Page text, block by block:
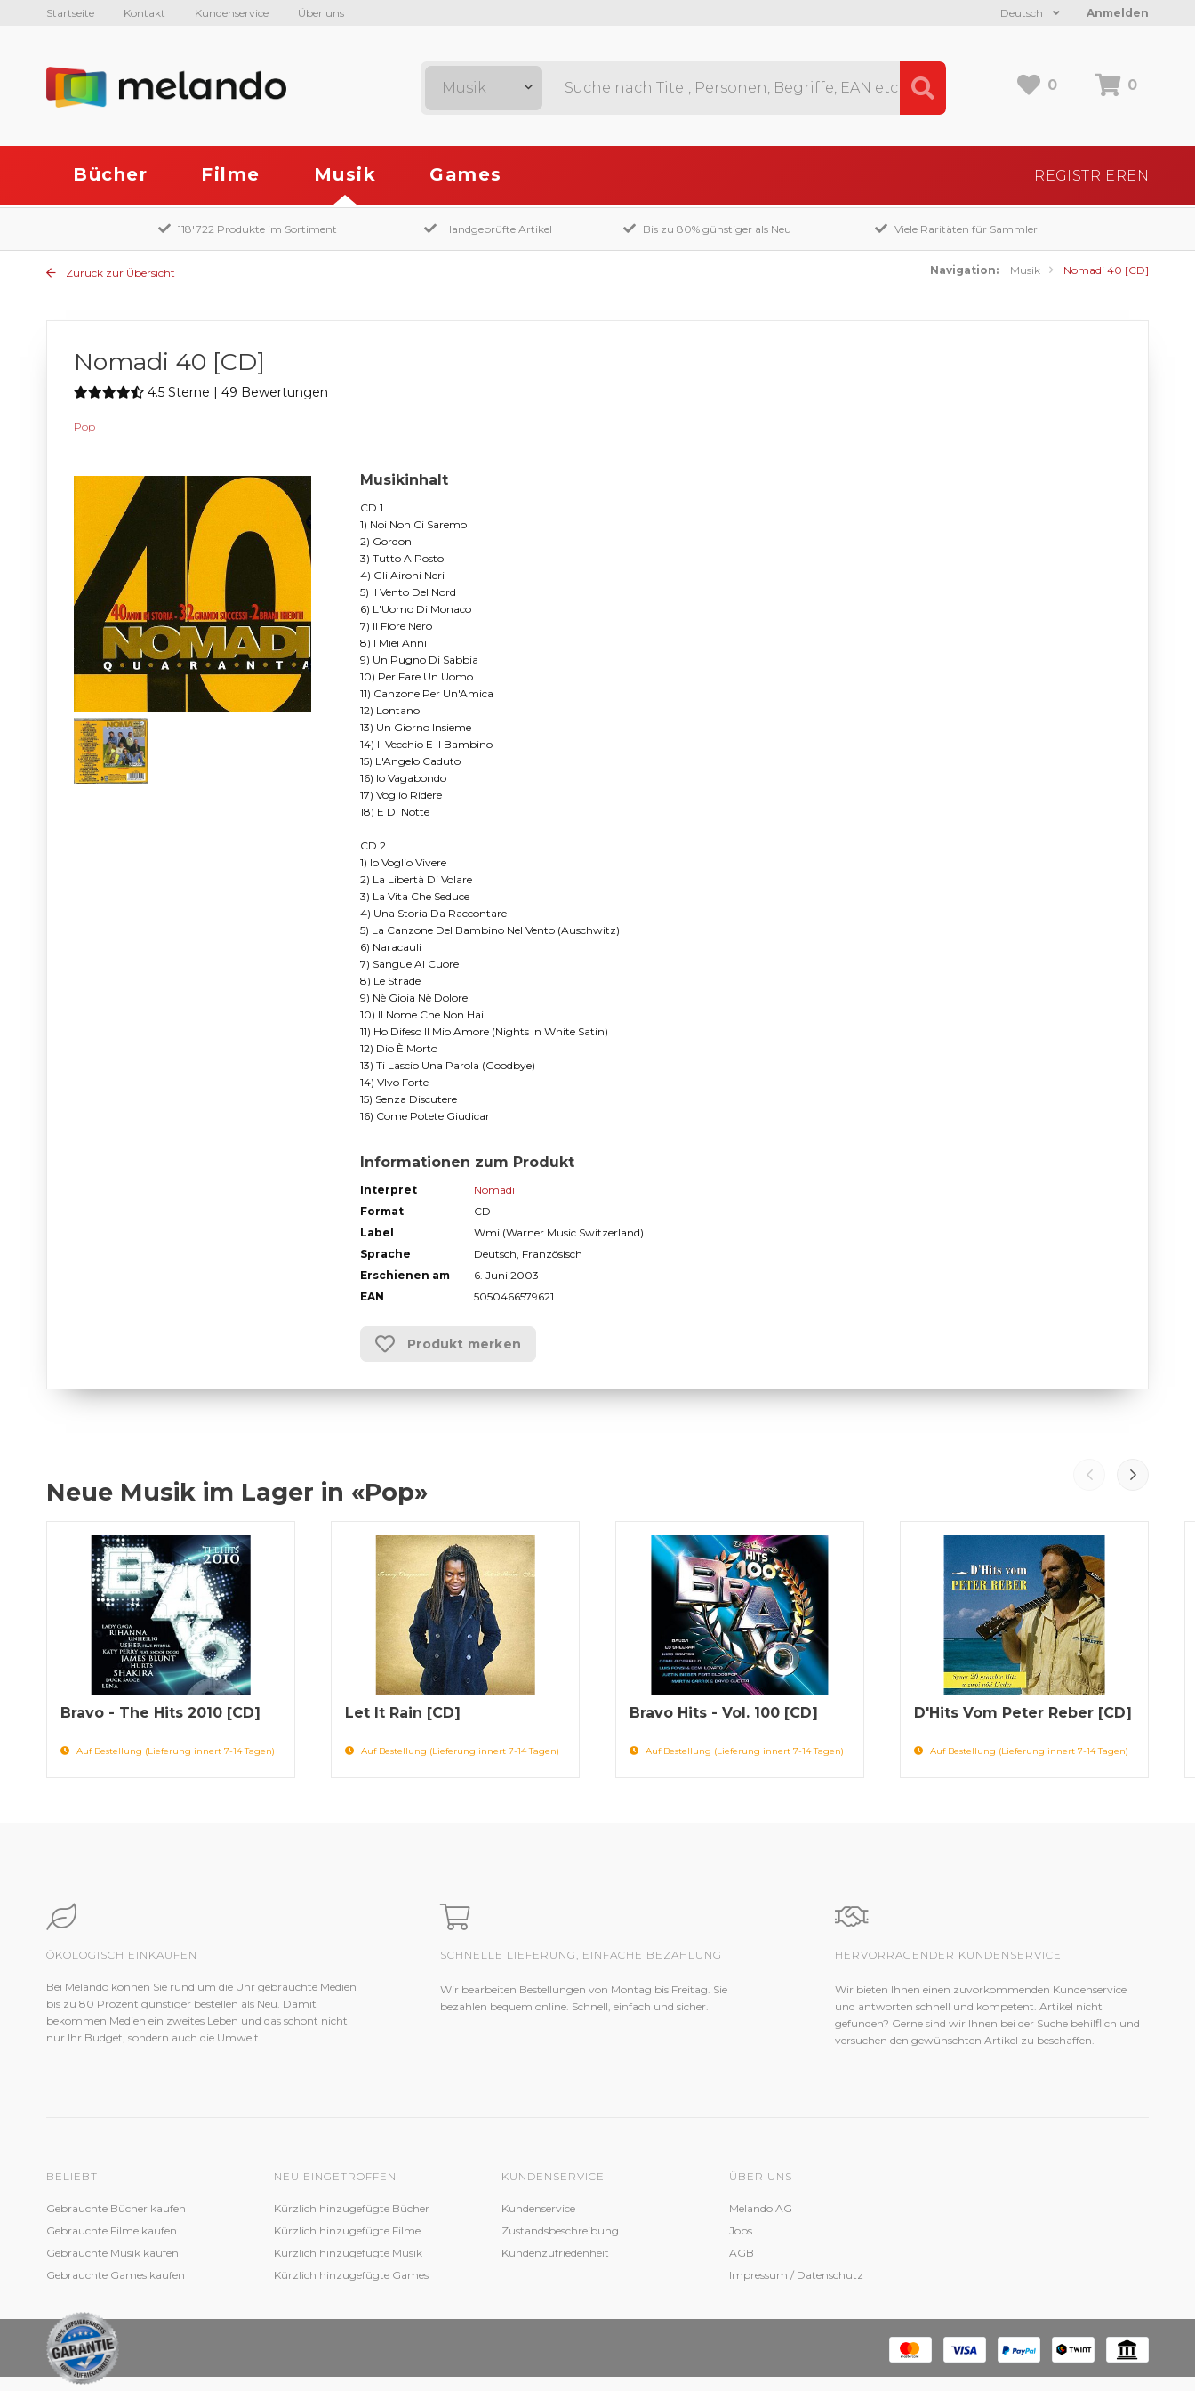
Startseite Kontakt Kundenservice Über uns Anmelden
Deutsch
0 0
Musik
Bücher Filme Musik Games REGISTRIEREN
118'722 Produkte im Sortiment Handgeprüfte Artikel Bis zu 80% günstiger als Neu Viele Raritäten für Sammler
Zurück zur Übersicht Navigation: Musik Nomadi 40 [CD]
Nomadi 40 [CD]
4.5 Sterne | 49 Bewertungen
Pop
Musikinhalt
CD 1
1) Noi Non Ci Saremo
2) Gordon
3) Tutto A Posto
4) Gli Aironi Neri
5) Il Vento Del Nord
6) L'Uomo Di Monaco
7) Il Fiore Nero
8) I Miei Anni
9) Un Pugno Di Sabbia
10) Per Fare Un Uomo
11) Canzone Per Un'Amica
12) Lontano
13) Un Giorno Insieme
14) Il Vecchio E Il Bambino
15) L'Angelo Caduto
16) Io Vagabondo
17) Voglio Ridere
18) E Di Notte
CD 2
1) Io Voglio Vivere
2) La Libertà Di Volare
3) La Vita Che Seduce
4) Una Storia Da Raccontare
5) La Canzone Del Bambino Nel Vento (Auschwitz)
6) Naracauli
7) Sangue Al Cuore
8) Le Strade
9) Nè Gioia Nè Dolore
10) Il Nome Che Non Hai
11) Ho Difeso Il Mio Amore (Nights In White Satin)
12) Dio È Morto
13) Ti Lascio Una Parola (Goodbye)
14) VIvo Forte
15) Senza Discutere
16) Come Potete Giudicar
Informationen zum Produkt
Interpret
Nomadi
Format
CD
Label
Wmi (Warner Music Switzerland)
Sprache
Deutsch, Französisch
Erschienen am
6. Juni 2003
EAN
5050466579621
Produkt merken
Neue Musik im Lager in «Pop»
Bravo - The Hits 2010 [CD]
Auf Bestellung (Lieferung innert 7-14 Tagen)
Let It Rain [CD]
Auf Bestellung (Lieferung innert 7-14 Tagen)
Bravo Hits - Vol. 100 [CD]
Auf Bestellung (Lieferung innert 7-14 Tagen)
D'Hits Vom Peter Reber [CD]
Auf Bestellung (Lieferung innert 7-14 Tagen)
ÖKOLOGISCH EINKAUFEN
Bei Melando können Sie rund um die Uhr gebrauchte Medien
bis zu 80 Prozent günstiger bestellen als Neu. Damit
bekommen Medien ein zweites Leben und das schont nicht
nur Ihr Budget, sondern auch die Umwelt.
SCHNELLE LIEFERUNG, EINFACHE BEZAHLUNG
Wir bearbeiten Bestellungen von Montag bis Freitag. Sie
bezahlen bequem online. Schnell, einfach und sicher.
HERVORRAGENDER KUNDENSERVICE
Wir bieten Ihnen einen zuvorkommenden Kundenservice
und antworten schnell und kompetent. Artikel nicht
gefunden? Gerne sind wir Ihnen bei der Suche behilflich und
versuchen den gewünschten Artikel zu beschaffen.
BELIEBT
Gebrauchte Bücher kaufen
Gebrauchte Filme kaufen
Gebrauchte Musik kaufen
Gebrauchte Games kaufen
NEU EINGETROFFEN
Kürzlich hinzugefügte Bücher
Kürzlich hinzugefügte Filme
Kürzlich hinzugefügte Musik
Kürzlich hinzugefügte Games
KUNDENSERVICE
Kundenservice
Zustandsbeschreibung
Kundenzufriedenheit
ÜBER UNS
Melando AG
Jobs
AGB
Impressum / Datenschutz